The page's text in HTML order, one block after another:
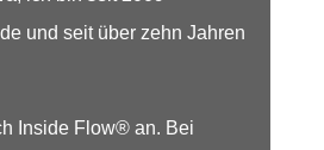
und seit über zehn Jahren
Inside Flow® an. Bei